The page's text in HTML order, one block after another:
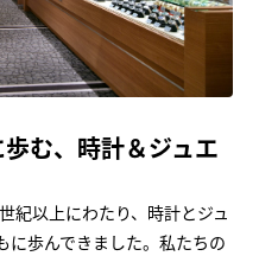
む、時計＆ジュエ
紀以上にわたり、時計とジュ
に歩んできました。私たちの